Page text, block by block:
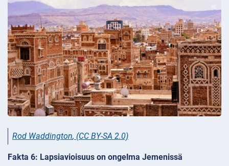
Rod Waddington, (CC BY-SA 2.0)
Fakta 6: Lapsiavioisuus on ongelma Jemenissä